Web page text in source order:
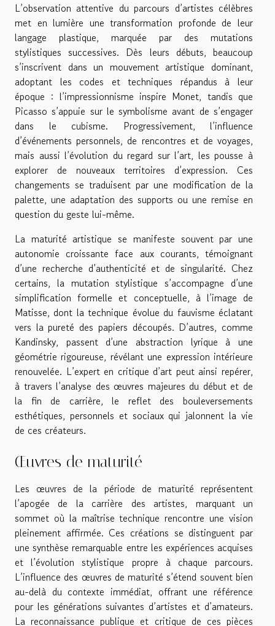
L’observation attentive du parcours d’artistes célèbres
met en lumière une transformation profonde de leur
langage plastique, marquée par des mutations
stylistiques successives. Dès leurs débuts, beaucoup
s’inscrivent dans un mouvement artistique dominant,
adoptant les codes et techniques répandus à leur
époque : l’impressionnisme inspire Monet, tandis que
Picasso s’appuie sur le symbolisme avant de s’engager
dans le cubisme. Progressivement, l’influence
d’événements personnels, de rencontres et de voyages,
mais aussi l’évolution du regard sur l’art, les pousse à
explorer de nouveaux territoires d’expression. Ces
changements se traduisent par une modification de la
palette, une adaptation des supports ou une remise en
question du geste lui-même.
La maturité artistique se manifeste souvent par une
autonomie croissante face aux courants, témoignant
d’une recherche d’authenticité et de singularité. Chez
certains, la mutation stylistique s’accompagne d’une
simplification formelle et conceptuelle, à l’image de
Matisse, dont la technique évolue du fauvisme éclatant
vers la pureté des papiers découpés. D’autres, comme
Kandinsky, passent d’une abstraction lyrique à une
géométrie rigoureuse, révélant une expression intérieure
renouvelée. L’expert en critique d’art peut ainsi repérer,
à travers l’analyse des œuvres majeures du début et de
la fin de carrière, le reflet des bouleversements
esthétiques, personnels et sociaux qui jalonnent la vie
de ces créateurs.
Œuvres de maturité
Les œuvres de la période de maturité représentent
l’apogée de la carrière des artistes, marquant un
sommet où la maîtrise technique rencontre une vision
pleinement affirmée. Ces créations se distinguent par
une synthèse remarquable entre les expériences acquises
et l’évolution stylistique propre à chaque parcours.
L’influence des œuvres de maturité s’étend souvent bien
au-delà du contexte immédiat, offrant une référence
pour les générations suivantes d’artistes et d’amateurs.
La reconnaissance publique et critique de ces pièces